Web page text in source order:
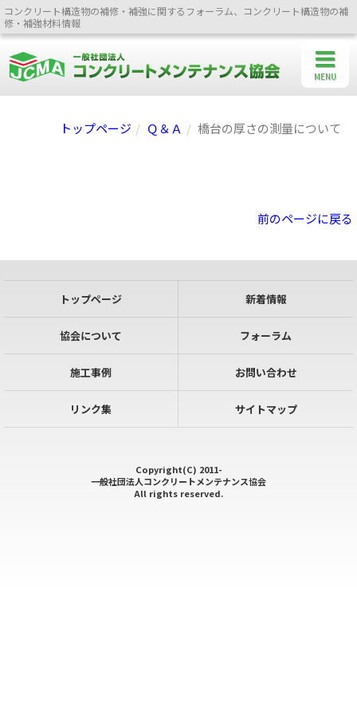
コンクリート構造物の補修・補強に関するフォーラム、コンクリート構造物の補
修・補強材料情報
トップページ Ｑ＆Ａ 橋台の厚さの測量について
前のページに戻る
トップページ 新着情報
協会について フォーラム
施工事例 お問い合わせ
リンク集 サイトマップ
Copyright(C) 2011-
一般社団法人コンクリートメンテナンス協会
All rights reserved.
MENU